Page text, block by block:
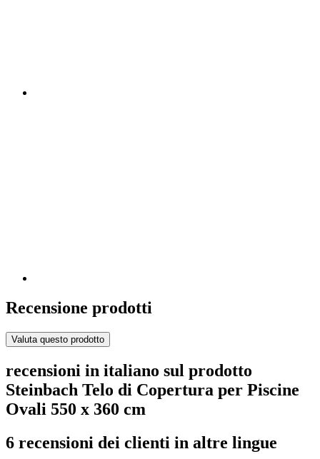
Recensione prodotti
Valuta questo prodotto
recensioni in italiano sul prodotto
Steinbach Telo di Copertura per Piscine
Ovali 550 x 360 cm
6 recensioni dei clienti in altre lingue